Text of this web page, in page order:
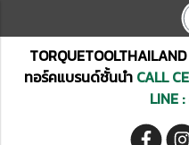
ทอร์คแบรนด์ชั้นนำCALL
LINE